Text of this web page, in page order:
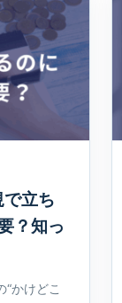
で立ち
？知っ
かけどこ